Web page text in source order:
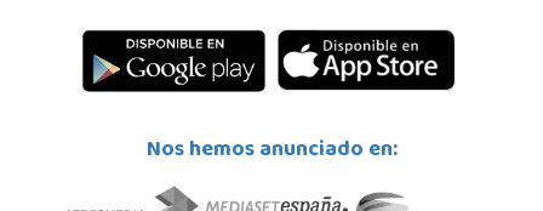
STOCK DISPONIBLE
Madrid
Nos hemos anunciado en: